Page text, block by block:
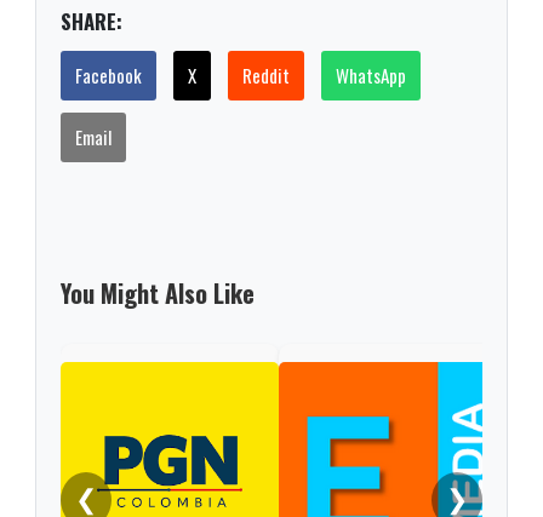
SHARE:
Facebook X Reddit WhatsApp
Email
You Might Also Like
❮ ❯